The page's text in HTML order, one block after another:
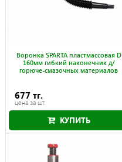
Воронка SPARTA пластмассовая D
160мм гибкий наконечник д/
горюче-смазочных материалов
677 тг.
цена за шт.
КУПИТЬ